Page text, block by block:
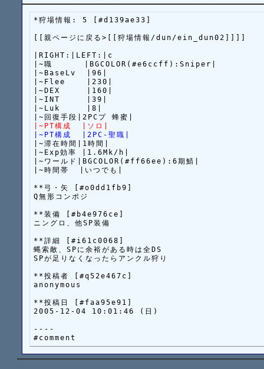
*狩場情報: 5 [#d139ae33]
[[親ページに戻る>[[狩場情報/dun/ein_dun02]]]]
|RIGHT:|LEFT:|c
|~職      |BGCOLOR(#e6ccff):Sniper|
|~BaseLv  |96|
|~Flee    |230|
|~DEX     |160|
|~INT     |39|
|~Luk     |8|
|~PT構成  |ソロ|
|~PT構成  |2PC-聖職|
|~滞在時間|1時間|
|~Exp効率 |1.6Mk/h|
|~ワールド|BGCOLOR(#ff66ee):6期鯖|
|~時間帯  |いつでも|
**弓・矢 [#o0dd1fb9]
Q無形コンポジ
**装備 [#b4e976ce]
ニングロ、他SP装備
**詳細 [#i61c0068]
蝿索敵、SPに余裕がある時は全DS
SPが足りなくなったらアンクル狩り
**投稿者 [#q52e467c]
anonymous
**投稿日 [#faa95e91]
2005-12-04 10:01:46 (日)
----